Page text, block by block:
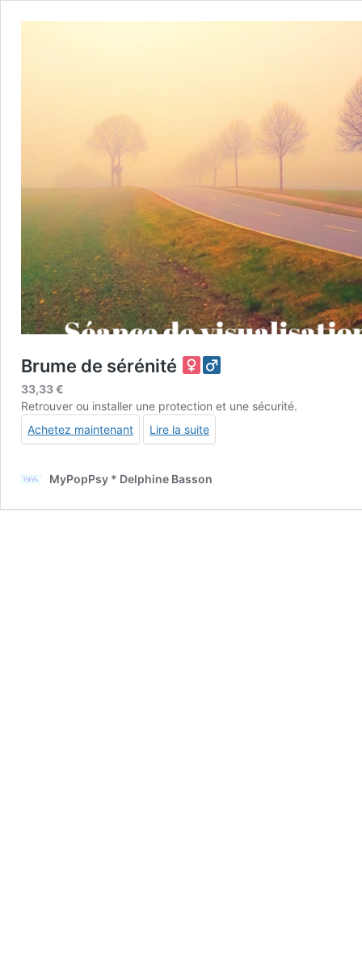
Brume de sérénité
33,33€
Retrouver ou installer une protection et une sécurité.
Achetez maintenant
Lire la suite
MyPopPsy * Delphine Basson